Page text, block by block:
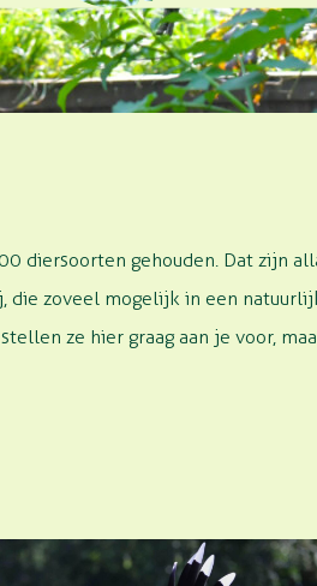
diersoorten gehouden. Dat zijn
die zoveel mogelijk in een
ze hier graag aan je voor,